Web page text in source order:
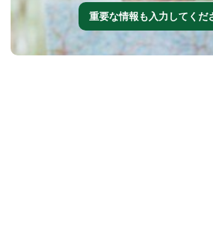
重要な情報も入力してくだ